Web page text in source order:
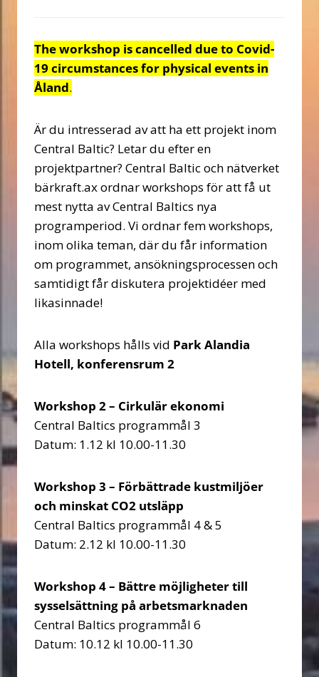
The workshop is cancelled due to Covid-
19 circumstances for physical events in
Åland.
Är du intresserad av att ha ett projekt inom
Central Baltic? Letar du efter en
projektpartner? Central Baltic och nätverket
bärkraft.ax ordnar workshops för att få ut
mest nytta av Central Baltics nya
programperiod. Vi ordnar fem workshops,
inom olika teman, där du får information
om programmet, ansökningsprocessen och
samtidigt får diskutera projektidéer med
likasinnade!
Alla workshops hålls vid Park Alandia
Hotell, konferensrum 2
Workshop 2 – Cirkulär ekonomi
Central Baltics programmål 3
Datum: 1.12 kl 10.00-11.30
Workshop 3 – Förbättrade kustmiljöer
och minskat CO2 utsläpp
Central Baltics programmål 4 & 5
Datum: 2.12 kl 10.00-11.30
Workshop 4 – Bättre möjligheter till
sysselsättning på arbetsmarknaden
Central Baltics programmål 6
Datum: 10.12 kl 10.00-11.30